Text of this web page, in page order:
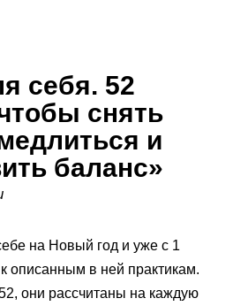
себя. 52
снять
и
баланс»
на Новый год и уже с 1
описанным в ней практикам.
52, они рассчитаны на каждую